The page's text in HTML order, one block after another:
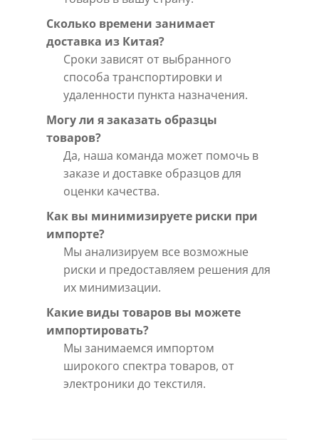
Сколько времени занимает
доставка из Китая?
Сроки зависят от выбранного
способа транспортировки и
удаленности пункта назначения.
Могу ли я заказать образцы
товаров?
Да, наша команда может помочь в
заказе и доставке образцов для
оценки качества.
Как вы минимизируете риски при
импорте?
Мы анализируем все возможные
риски и предоставляем решения для
их минимизации.
Какие виды товаров вы можете
импортировать?
Мы занимаемся импортом
широкого спектра товаров, от
электроники до текстиля.